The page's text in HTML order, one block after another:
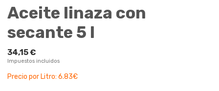
Aceite linaza con
secante 5 l
34,15 €
Impuestos incluidos
Precio por Litro: 6.83€